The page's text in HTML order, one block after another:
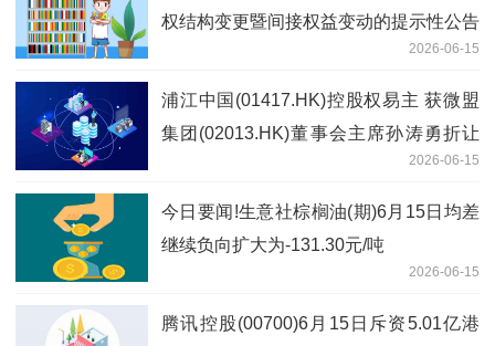
权结构变更暨间接权益变动的提示性公告
2026-06-15
浦江中国(01417.HK)控股权易主 获微盟
集团(02013.HK)董事会主席孙涛勇折让
2026-06-15
今日要闻!生意社棕榈油(期)6月15日均差
继续负向扩大为-131.30元/吨
2026-06-15
腾讯控股(00700)6月15日斥资5.01亿港